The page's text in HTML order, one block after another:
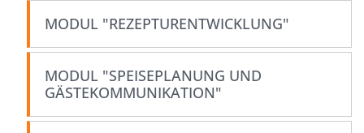
MODUL "REZEPTURENTWICKLUNG"
MODUL "SPEISEPLANUNG UND
GÄSTEKOMMUNIKATION"